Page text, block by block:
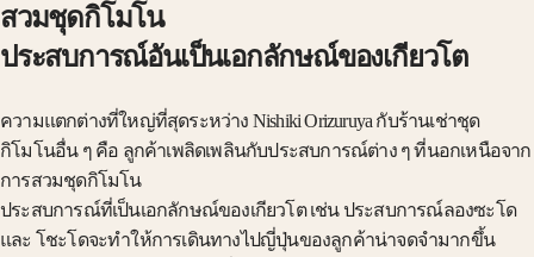
สวมชุดกิโมโน
ประสบการณ์อันเป็นเอกลักษณ์ของเกียวโต
ความแตกต่างที่ใหญ่ที่สุดระหว่าง Nishiki Orizuruya กับร้านเช่าชุด
กิโมโนอื่น ๆ คือ ลูกค้าเพลิดเพลินกับประสบการณ์ต่าง ๆ ที่นอกเหนือจาก
การสวมชุดกิโมโน
ประสบการณ์ที่เป็นเอกลักษณ์ของเกียวโต เช่น ประสบการณ์ลองซะโด
และ โชะโดจะทำให้การเดินทางไปญี่ปุ่นของลูกค้าน่าจดจำมากขึ้น